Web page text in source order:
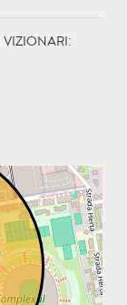
VIZIONARI :